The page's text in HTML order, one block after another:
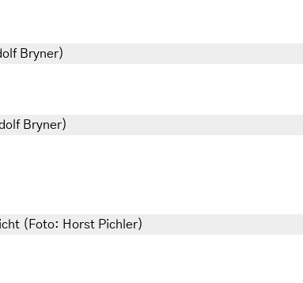
Bryner)
Bryner)
(Foto: Horst Pichler)